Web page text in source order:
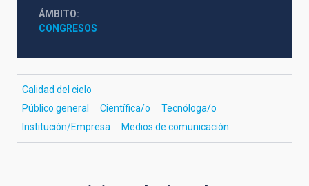
ÁMBITO
CONGRESOS
Calidad del cielo
Público general
Científica/o
Tecnóloga/o
Institución/Empresa
Medios de comunicación